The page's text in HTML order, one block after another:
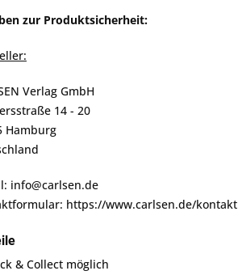
zur Produktsicherheit:
Verlag GmbH
14 - 20
Hamburg
info@carlsen.de
https://www.carlsen.de/kontakt
& Collect möglich